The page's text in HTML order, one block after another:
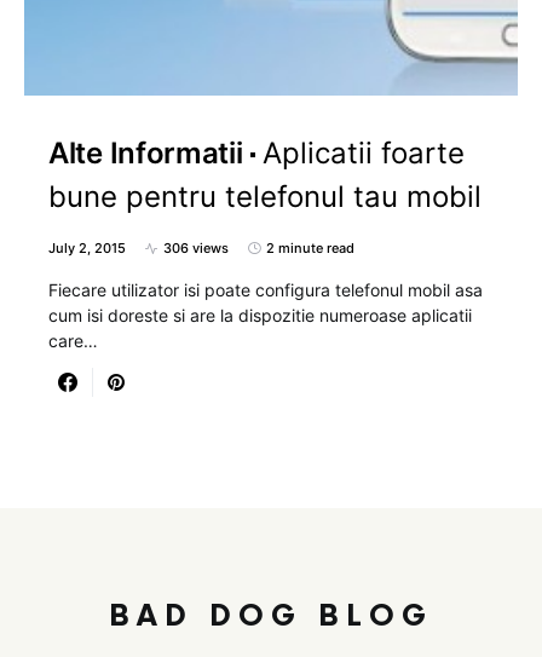
Alte Informatii Aplicatii foarte
bune pentru telefonul tau mobil
July 2, 2015 306 views 2 minute read
Fiecare utilizator isi poate configura telefonul mobil asa
cum isi doreste si are la dispozitie numeroase aplicatii
care…
BAD DOG BLOG